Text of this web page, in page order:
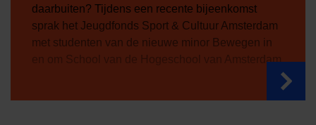
daarbuiten? Tijdens een recente bijeenkomst
sprak het Jeugdfonds Sport & Cultuur Amsterdam
met studenten van de nieuwe minor Bewegen in
en om School van de Hogeschool van Amsterdam.